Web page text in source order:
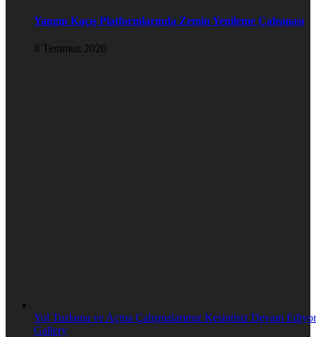
Yangın Kaçış Platformlarında Zemin Yenileme Çalışması
8 Temmuz 2026
Yol Tuzlama ve Açma Çalışmalarımız Kesintisiz Devam Ediyor
Gallery